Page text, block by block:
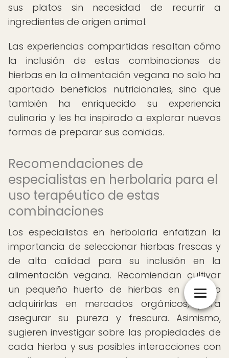
sus platos sin necesidad de recurrir a
ingredientes de origen animal.
Las experiencias compartidas resaltan cómo
la inclusión de estas combinaciones de
hierbas en la alimentación vegana no solo ha
aportado beneficios nutricionales, sino que
también ha enriquecido su experiencia
culinaria y les ha inspirado a explorar nuevas
formas de preparar sus comidas.
Recomendaciones de
especialistas en herbolaria para el
uso terapéutico de estas
combinaciones
Los especialistas en herbolaria enfatizan la
importancia de seleccionar hierbas frescas y
de alta calidad para su inclusión en la
alimentación vegana. Recomiendan cultivar
un pequeño huerto de hierbas en casa o
adquirirlas en mercados orgánicos, para
asegurar su pureza y frescura. Asimismo,
sugieren investigar sobre las propiedades de
cada hierba y sus posibles interacciones con